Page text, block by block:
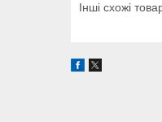
Інші схожі